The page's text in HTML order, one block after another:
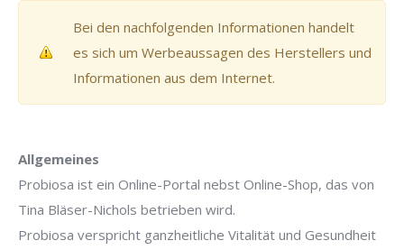
Bei den nachfolgenden Informationen handelt
es sich um Werbeaussagen des Herstellers und
Informationen aus dem Internet.
Allgemeines
Probiosa ist ein Online-Portal nebst Online-Shop, das von
Tina Bläser-Nichols betrieben wird.
Probiosa verspricht ganzheitliche Vitalität und Gesundheit